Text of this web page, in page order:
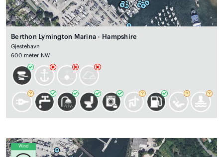
Berthon Lymington Marina - Hampshire
Gjestehavn
600 meter NW
Wind